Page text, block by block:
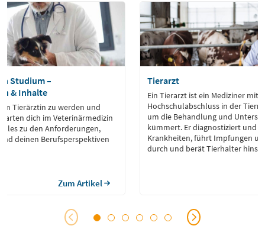
Studium –
& Inhalte
Tierärztin zu werden und
dich im Veterinärmedizin
zu den Anforderungen,
deinen Berufsperspektiven
Zum Artikel
Tierarzt
Ein Tierarzt ist ein Mediziner mit
Hochschulabschluss in der
um die Behandlung und
kümmert. Er diagnostiziert und
Krankheiten, führt Impfungen
durch und berät Tierhalter